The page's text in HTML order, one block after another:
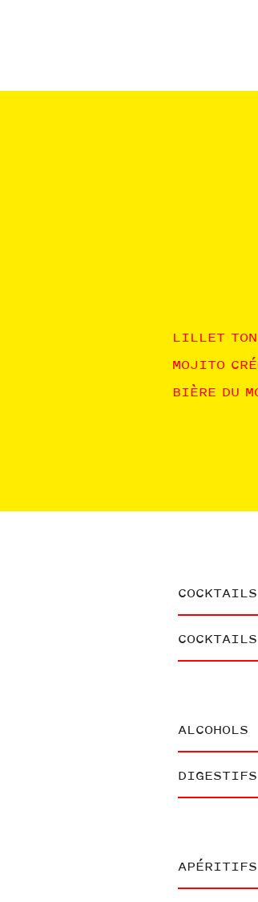
LILLET
MOJITO
BIÈRE DU
COCKTAILS
ALCOHOLS
DIGESTIFS
APÉRITIFS